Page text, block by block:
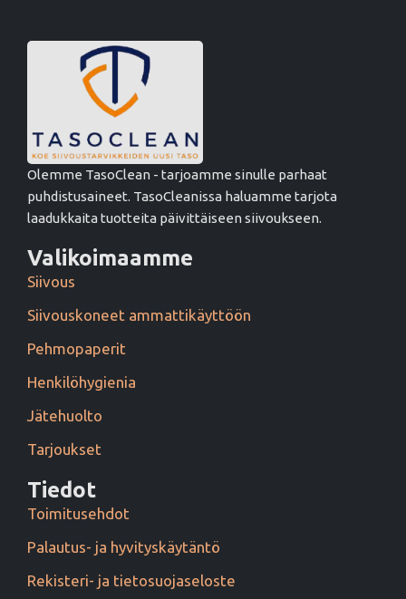
Olemme TasoClean - tarjoamme sinulle parhaat
puhdistusaineet. TasoCleanissa haluamme tarjota
laadukkaita tuotteita päivittäiseen siivoukseen.
Valikoimaamme
Siivous
Siivouskoneet ammattikäyttöön
Pehmopaperit
Henkilöhygienia
Jätehuolto
Tarjoukset
Tiedot
Toimitusehdot
Palautus- ja hyvityskäytäntö
Rekisteri- ja tietosuojaseloste